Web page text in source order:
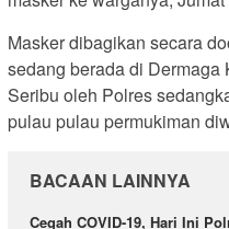
Masker dibagikan secara
sedang berada di
Seribu oleh Polres
pulau pulau permukiman
BACAAN LAINNYA
Cegah COVID-19, Hari Ini